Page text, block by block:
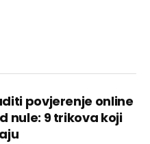
povjerenje online
nule: 9 trikova koji